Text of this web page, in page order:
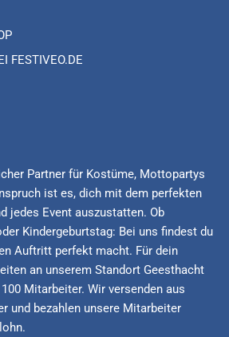
FESTIVEO.DE
Partner für Kostüme, Mottopartys
ist es, dich mit dem perfekten
jedes Event auszustatten. Ob
Kindergeburtstag: Bei uns findest du
Auftritt perfekt macht. Für dein
an unserem Standort Geesthacht
Mitarbeiter. Wir versenden aus
und bezahlen unsere Mitarbeiter